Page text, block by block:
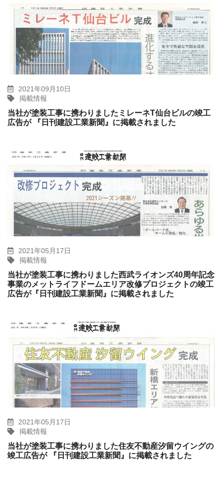
2021年09月10日
掲載情報
当社が塗装工事に携わりましたミレーネT仙台ビルの竣工
広告が 『日刊建設工業新聞』に掲載されました
2021年05月17日
掲載情報
当社が塗装工事に携わりました西武ライオンズ40周年記念
事業のメットライフドームエリア改修プロジェクトの竣工
広告が『日刊建設工業新聞』に掲載されました
2021年05月17日
掲載情報
当社が塗装工事に携わりました住友不動産汐留ウイングの
竣工広告が 『日刊建設工業新聞』に掲載されました